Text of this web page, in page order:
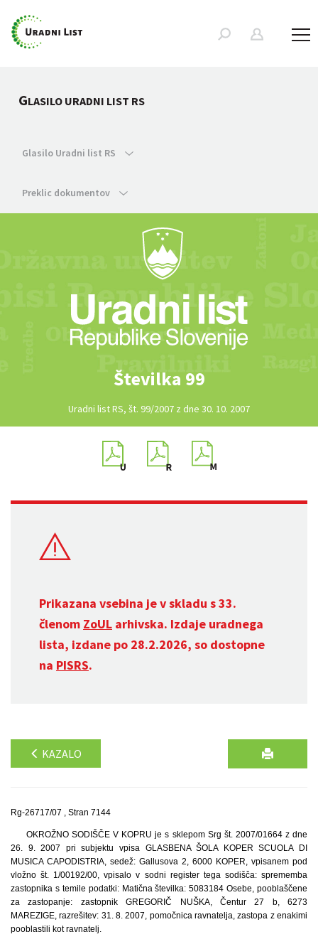
GLASILO URADNI LIST RS
Glasilo Uradni list RS
Preklic dokumentov
Številka 99
Uradni list RS, št. 99/2007 z dne 30. 10. 2007
Prikazana vsebina je v skladu s 33.
členom ZoUL arhivska. Izdaje uradnega
lista, izdane po 28.2.2026, so dostopne
na PISRS.
KAZALO
Rg-26717/07 , Stran 7144
OKROŽNO SODIŠČE V KOPRU je s sklepom Srg št. 2007/01664 z dne
26. 9. 2007 pri subjektu vpisa GLASBENA ŠOLA KOPER SCUOLA DI
MUSICA CAPODISTRIA, sedež: Gallusova 2, 6000 KOPER, vpisanem pod
vložno št. 1/00192/00, vpisalo v sodni register tega sodišča: sprememba
zastopnika s temile podatki: Matična številka: 5083184 Osebe, pooblaščene
za zastopanje: zastopnik GREGORIČ NUŠKA, Čentur 27 b, 6273
MAREZIGE, razrešitev: 31. 8. 2007, pomočnica ravnatelja, zastopa z enakimi
pooblastili kot ravnatelj.